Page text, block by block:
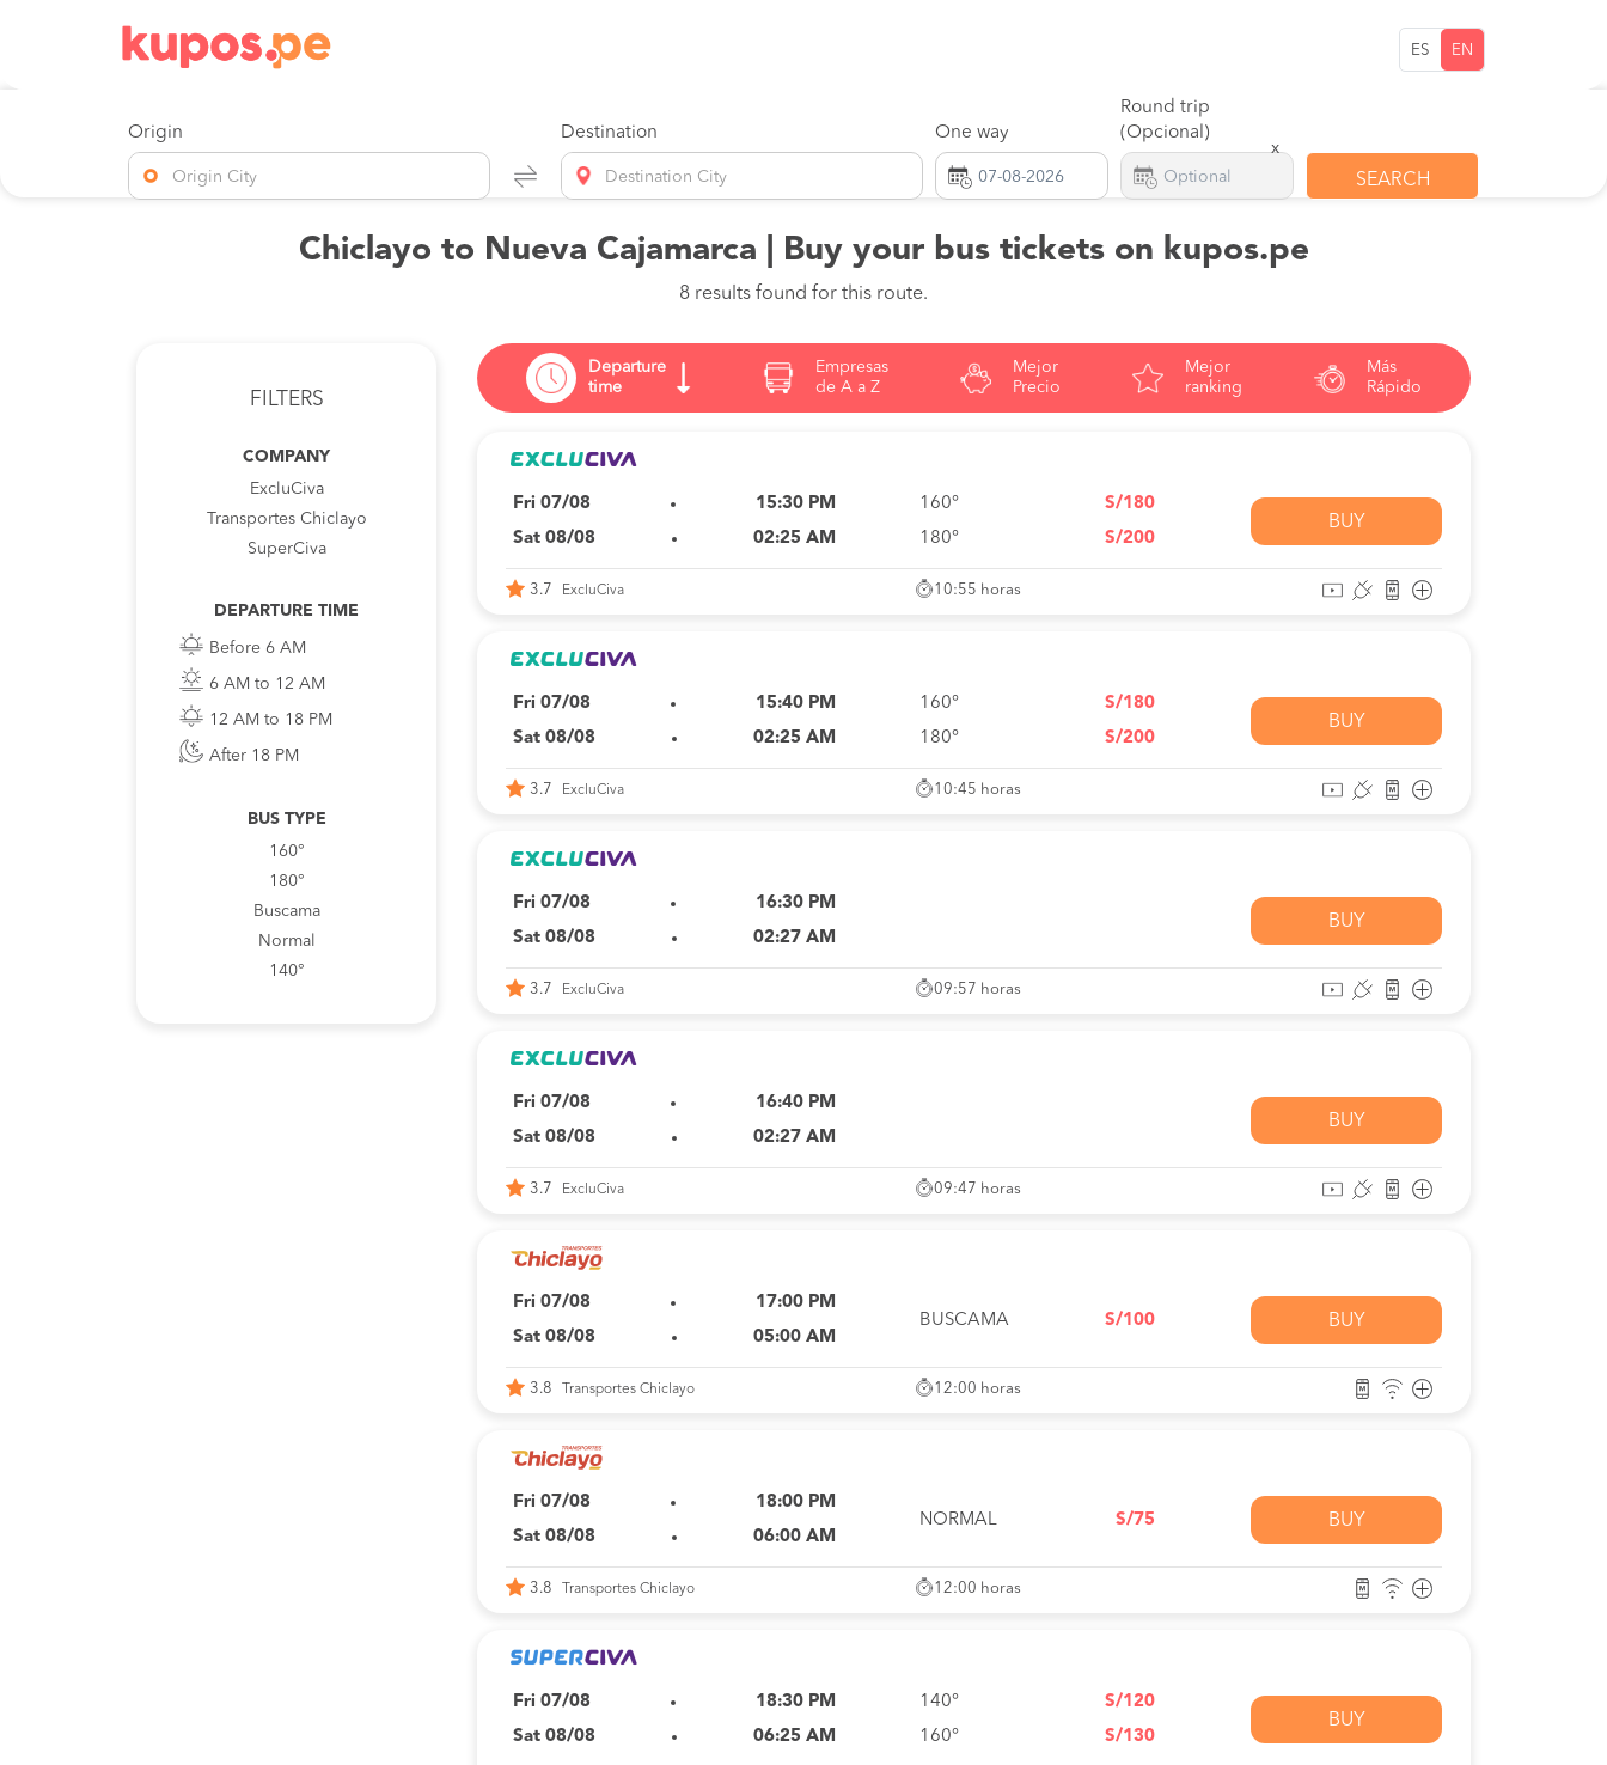
ES EN
Origin
Origin City
Destination
Destination City
One way
Round trip
(Opcional)
x
SEARCH
Chiclayo to Nueva Cajamarca | Buy your bus tickets on kupos.pe
8 results found for this route.
FILTERS
COMPANY
ExcluCiva
Transportes Chiclayo
SuperCiva
DEPARTURE TIME
Before 6 AM
6 AM to 12 AM
12 AM to 18 PM
After 18 PM
BUS TYPE
160°
180°
Buscama
Normal
140°
Departure
time
Empresas
de A a Z
Mejor
Precio
Mejor
ranking
Más
Rápido
Fri 07/08
15:30 PM
Sat 08/08
02:25 AM
160°
180°
S/180
S/200
BUY
3.7 ExcluCiva 10:55 horas
Fri 07/08
15:40 PM
Sat 08/08
02:25 AM
160°
180°
S/180
S/200
BUY
3.7 ExcluCiva 10:45 horas
Fri 07/08
16:30 PM
Sat 08/08
02:27 AM
BUY
3.7 ExcluCiva 09:57 horas
Fri 07/08
16:40 PM
Sat 08/08
02:27 AM
BUY
3.7 ExcluCiva 09:47 horas
Fri 07/08
17:00 PM
Sat 08/08
05:00 AM
BUSCAMA S/100 BUY
3.8 Transportes Chiclayo 12:00 horas
Fri 07/08
18:00 PM
Sat 08/08
06:00 AM
NORMAL S/75 BUY
3.8 Transportes Chiclayo 12:00 horas
Fri 07/08
18:30 PM
Sat 08/08
06:25 AM
140°
160°
S/120
S/130
BUY